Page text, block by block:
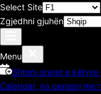
Select Site
Zgjedhni gjuhën
Menu
Shtoni oraret e
Calendar, na qerasni me